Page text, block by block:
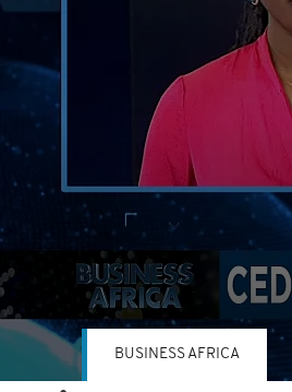
BUSINESS AFRICA